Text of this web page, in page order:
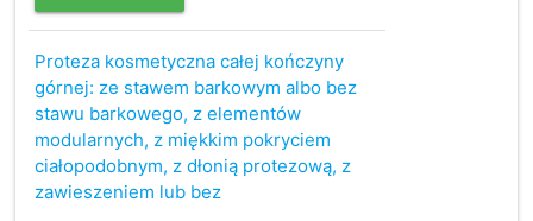
Proteza kosmetyczna całej kończyny
górnej: ze stawem barkowym albo bez
stawu barkowego, z elementów
modularnych, z miękkim pokryciem
ciałopodobnym, z dłonią protezową, z
zawieszeniem lub bez